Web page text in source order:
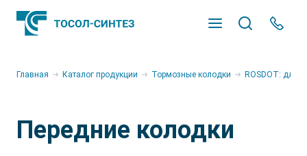
Главная Каталог продукции Тормозные колодки ROSDOT: для
Передние колодки